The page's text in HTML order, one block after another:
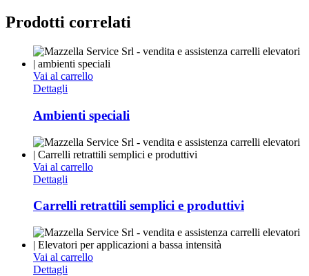
Prodotti correlati
Vai al carrello
Dettagli
Ambienti speciali
Vai al carrello
Dettagli
Carrelli retrattili semplici e produttivi
Vai al carrello
Dettagli